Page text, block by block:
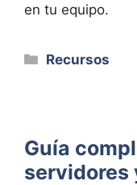
en tu equipo.
Categorías
Recursos
Guía
servidores